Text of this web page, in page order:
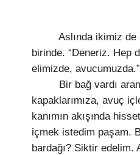
Aslında ikimiz de
birinde. “Deneriz. Hep
elimizde,
Bir bağ vardı
kapaklarımıza, avuç
kanımın akışında
içmek istedim paşam.
bardağı? Siktir edelim.